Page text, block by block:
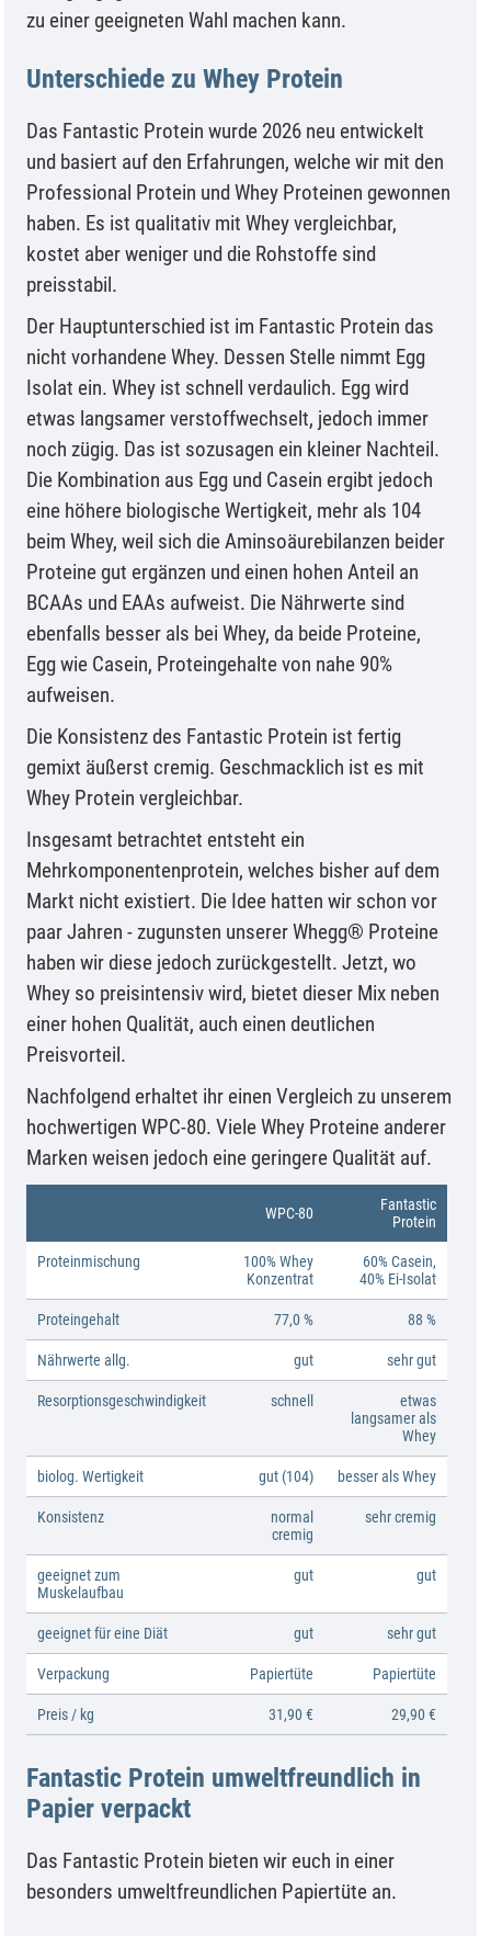
zu einer geeigneten Wahl machen kann.
Unterschiede zu Whey Protein
Das Fantastic Protein wurde 2026 neu entwickelt
und basiert auf den Erfahrungen, welche wir mit den
Professional Protein und Whey Proteinen gewonnen
haben. Es ist qualitativ mit Whey vergleichbar,
kostet aber weniger und die Rohstoffe sind
preisstabil.
Der Hauptunterschied ist im Fantastic Protein das
nicht vorhandene Whey. Dessen Stelle nimmt Egg
Isolat ein. Whey ist schnell verdaulich. Egg wird
etwas langsamer verstoffwechselt, jedoch immer
noch zügig. Das ist sozusagen ein kleiner Nachteil.
Die Kombination aus Egg und Casein ergibt jedoch
eine höhere biologische Wertigkeit, mehr als 104
beim Whey, weil sich die Aminsoäurebilanzen beider
Proteine gut ergänzen und einen hohen Anteil an
BCAAs und EAAs aufweist. Die Nährwerte sind
ebenfalls besser als bei Whey, da beide Proteine,
Egg wie Casein, Proteingehalte von nahe 90%
aufweisen.
Die Konsistenz des Fantastic Protein ist fertig
gemixt äußerst cremig. Geschmacklich ist es mit
Whey Protein vergleichbar.
Insgesamt betrachtet entsteht ein
Mehrkomponentenprotein, welches bisher auf dem
Markt nicht existiert. Die Idee hatten wir schon vor
paar Jahren - zugunsten unserer Whegg® Proteine
haben wir diese jedoch zurückgestellt. Jetzt, wo
Whey so preisintensiv wird, bietet dieser Mix neben
einer hohen Qualität, auch einen deutlichen
Preisvorteil.
Nachfolgend erhaltet ihr einen Vergleich zu unserem
hochwertigen WPC-80. Viele Whey Proteine anderer
Marken weisen jedoch eine geringere Qualität auf.
WPC-80
Fantastic
Protein
Proteinmischung
100% Whey
Konzentrat
60% Casein,
40% Ei-Isolat
Proteingehalt 77,0 % 88 %
Nährwerte allg. gut sehr gut
Resorptionsgeschwindigkeit schnell
etwas
langsamer als
Whey
biolog. Wertigkeit gut (104) besser als Whey
Konsistenz
normal
cremig
sehr cremig
geeignet zum
Muskelaufbau
gut gut
geeignet für eine Diät gut sehr gut
Verpackung Papiertüte Papiertüte
Preis / kg 31,90 € 29,90 €
Fantastic Protein umweltfreundlich in
Papier verpackt
Das Fantastic Protein bieten wir euch in einer
besonders umweltfreundlichen Papiertüte an.